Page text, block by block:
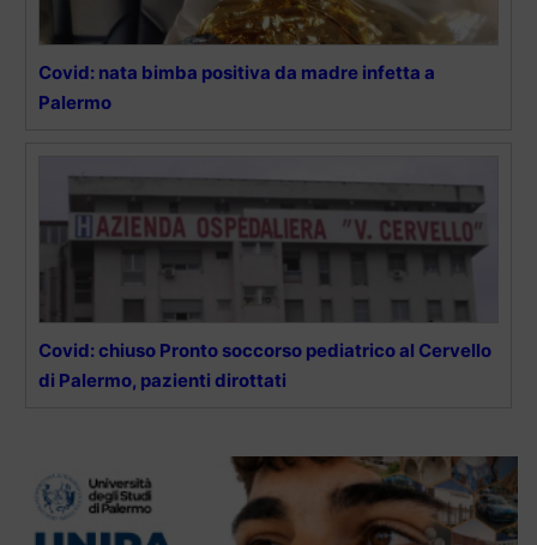
Covid: nata bimba positiva da madre infetta a
Palermo
Covid: chiuso Pronto soccorso pediatrico al Cervello
di Palermo, pazienti dirottati